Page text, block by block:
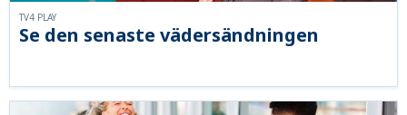
Se den senaste vädersändningen
TV4 PLAY